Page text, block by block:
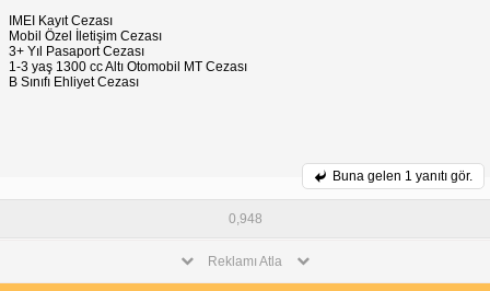
IMEI Kayıt Cezası
Mobil Özel İletişim Cezası
3+ Yıl Pasaport Cezası
1-3 yaş 1300 cc Altı Otomobil MT Cezası
B Sınıfı Ehliyet Cezası
Buna gelen 1 yanıtı gör.
0,948
Reklamı Atla